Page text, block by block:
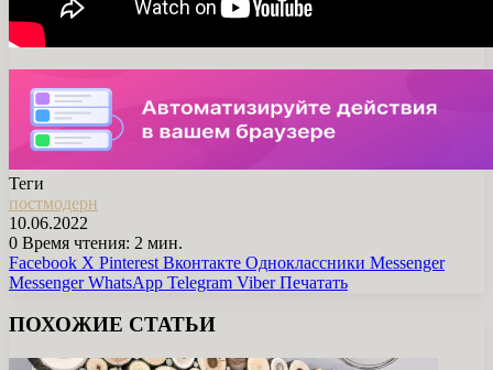
Теги
постмодерн
10.06.2022
0 Время чтения: 2 мин.
Facebook X Pinterest Вконтакте Одноклассники Messenger
Messenger WhatsApp Telegram Viber Печатать
ПОХОЖИЕ СТАТЬИ